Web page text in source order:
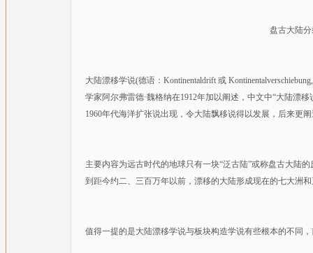
盘古大陆
大陆漂移学说(德语：Kontinentaldrift 或
学家阿尔弗雷德·魏格纳在1912年加以阐述，中文中“大陆漂
1960年代海洋扩张说出现，令大陆飘移说得以发展，后来更
主要内容为远古时代的地球只有一块“泛古陆”或称盘古大陆
到距今约二、三百万年以前，漂移的大陆形成现在的七大洲
值得一提的是大陆漂移学说与板块构造学说有些根本的不同